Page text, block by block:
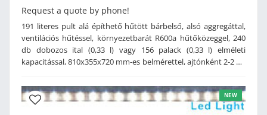
Request a quote by phone!
191 literes pult alá építhető hűtött bárbelső, alsó aggregáttal,
ventilációs hűtéssel, környezetbarát R600a hűtőközeggel, 240
db dobozos ital (0,33 l) vagy 156 palack (0,33 l) elméleti
kapacitással, 810x355x720 mm-es belmérettel, ajtónként 2-2 db
zárható 2 rétegű hőszigetelt üveg nyílóajtóval, mágneses
zárótömítéssel, beépített belső led világítással, automatikus
leolvasztással, mechanikus hőmérsékletszabályozással,
NEW